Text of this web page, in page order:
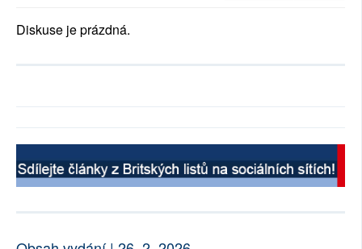
Diskuse je prázdná.